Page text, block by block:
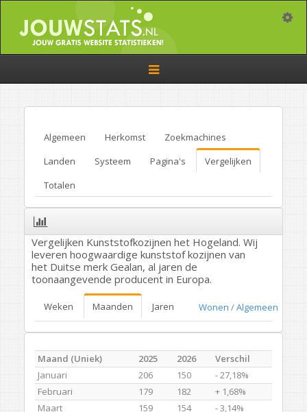
Toggle
navigation
Algemeen Herkomst
Zoekmachines
Landen
Systeem Pagina's
Vergelijken
Totalen
Vergelijken Kunststofkozijnen het Hogeland. Wij
leveren hoogwaardige kunststof kozijnen van
het Duitse merk Gealan, al jaren de
toonaangevende producent in Europa.
Wonen /Algemeen
Weken Maanden Jaren
Maand (Uniek) 2025 2026
Verschil
Januari
206 150
- 27,18%
Februari
179 182
+ 1,68%
Maart
159 154
- 3,14%